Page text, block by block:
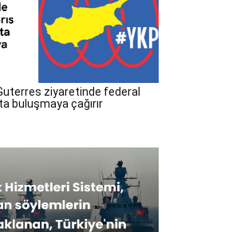
Guterres ziyaretinde federal
buluşmaya çağırır